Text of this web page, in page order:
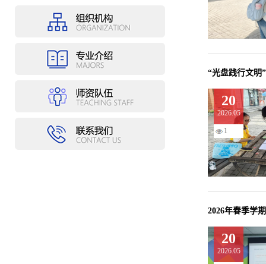
“光盘践行文明
20
2026.05
1
2026年春季学
20
2026.05